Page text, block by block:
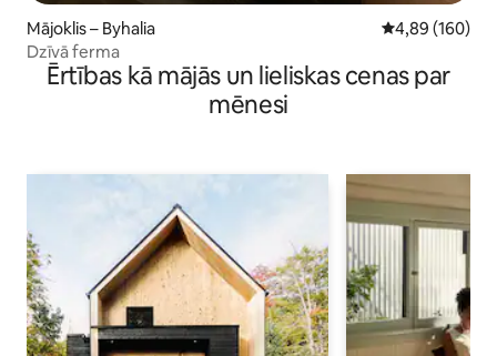
Mājoklis – Byhalia Vidējais
4,89 (160)
Dzīvā ferma
Ērtības kā mājās un lieliskas cenas par
mēnesi